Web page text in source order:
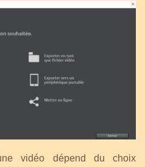
vidéo dépend du choix